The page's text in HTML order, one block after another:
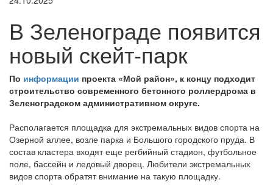
В Зеленограде появится
новый скейт-парк
По информации проекта «Мой район», к концу подходит
строительство современного бетонного роллердрома в
Зеленоградском административном округе.
Располагается площадка для экстремальных видов спорта на
Озерной аллее, возле парка и Большого городского пруда. В
состав кластера входят еще регбийный стадион, футбольное
поле, бассейн и ледовый дворец. Любители экстремальных
видов спорта обратят внимание на такую площадку.